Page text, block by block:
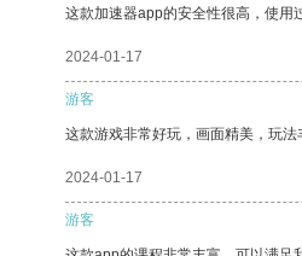
这款加速器app的安全性很高，使用
2024-01-17
游客
这款游戏非常好玩，画面精美，玩法
2024-01-17
游客